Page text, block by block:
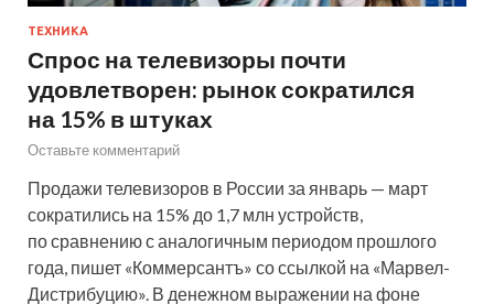
ТЕХНИКА
Спрос на телевизоры почти
удовлетворен: рынок сократился
на 15% в штуках
Оставьте комментарий
Продажи телевизоров в России за январь — март
сократились на 15% до 1,7 млн устройств,
по сравнению с аналогичным периодом прошлого
года, пишет «Коммерсантъ» со ссылкой на «Марвел-
Дистрибуцию». В денежном выражении на фоне